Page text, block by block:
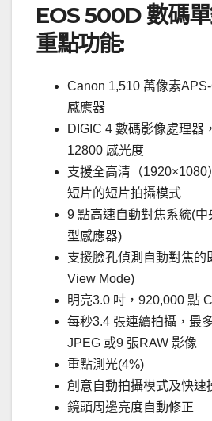
EOS 500D 數碼
重點功能:
Canon 1,510 萬像素
感應器
DIGIC 4 數碼影像處理器
12800 感光度
支援全高清（1920×1080
短片的短片拍攝模式
9 點高速自動對焦系統(中
型感應器)
支援臉孔偵測自動對焦的
View Mode)
明亮3.0 吋，920,000 點
每秒3.4 張連續拍攝，最
JPEG 或9 張RAW 影像
重點測光(4%)
創意自動拍攝模式及快速
鏡頭周邊亮度自動修正